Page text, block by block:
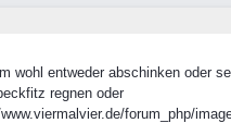
entweder abschinken oder
regnen oder
forum_php/